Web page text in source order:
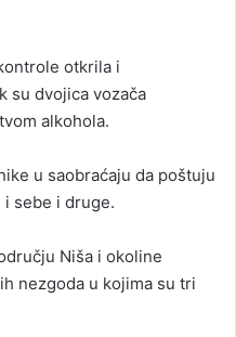
otkrila i
su dvojica vozača
alkohola.
u saobraćaju da poštuju
i sebe i druge.
Niša i okoline
nezgoda u kojima su tri